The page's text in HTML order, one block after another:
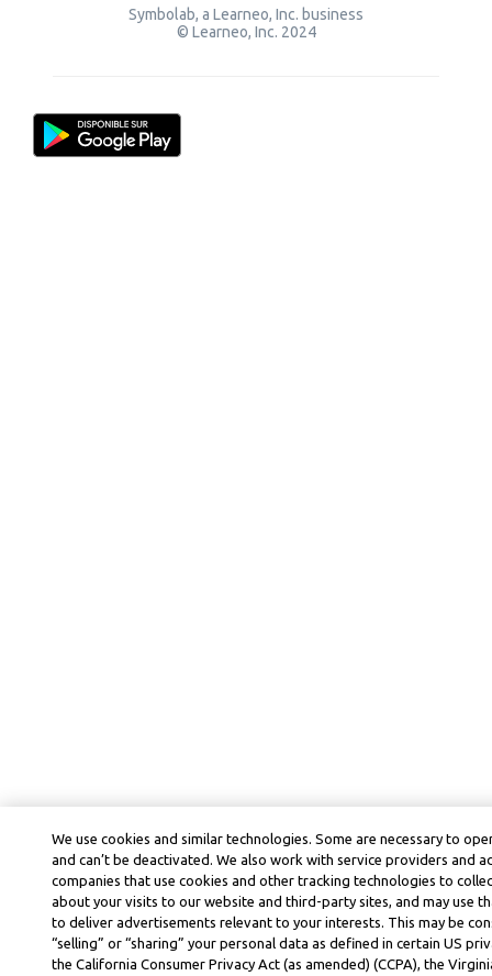
Symbolab, a Learneo, Inc. business
© Learneo, Inc. 2024
We use cookies and similar technologies. Some are necessary to
and can’t be deactivated. We also work with service providers and
companies that use cookies and other tracking technologies to
about your visits to our website and third-party sites, and may use
to deliver advertisements relevant to your interests. This may be
“selling” or “sharing” your personal data as defined in certain US
the California Consumer Privacy Act (as amended) (CCPA), the